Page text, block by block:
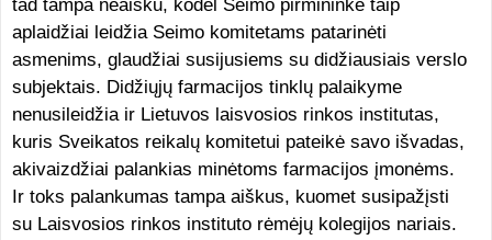
tad tampa neaišku, kodėl Seimo pirmininkė taip
aplaidžiai leidžia Seimo komitetams patarinėti
asmenims, glaudžiai susijusiems su didžiausiais verslo
subjektais. Didžiųjų farmacijos tinklų palaikyme
nenusileidžia ir Lietuvos laisvosios rinkos institutas,
kuris Sveikatos reikalų komitetui pateikė savo išvadas,
akivaizdžiai palankias minėtoms farmacijos įmonėms.
Ir toks palankumas tampa aiškus, kuomet susipažįsti
su Laisvosios rinkos instituto rėmėjų kolegijos nariais.